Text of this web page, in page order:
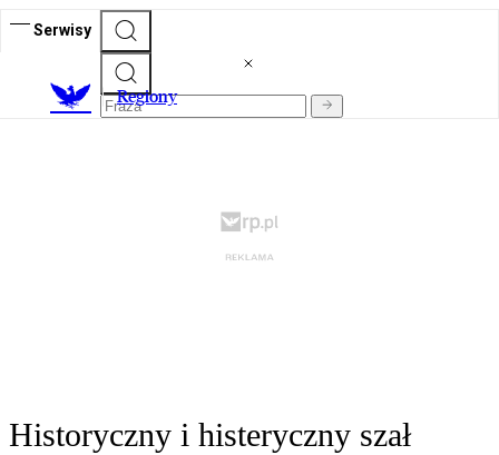
Serwisy
Regiony
Historyczny i histeryczny szał